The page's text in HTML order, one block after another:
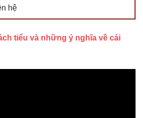
hệ
tiểu và những ý nghĩa về cái